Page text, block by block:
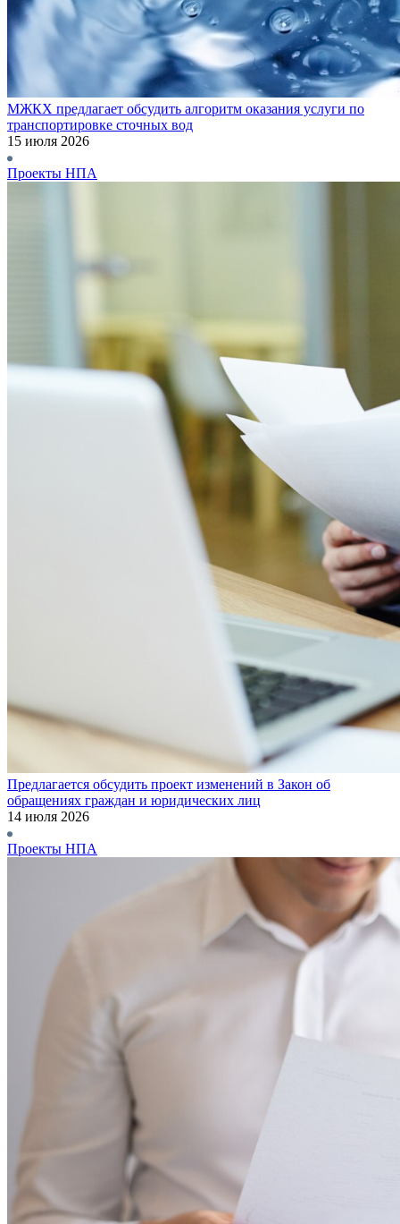
МЖКХ предлагает обсудить алгоритм оказания услуги по
транспортировке сточных вод
15 июля 2026
Проекты НПА
Предлагается обсудить проект изменений в Закон об
обращениях граждан и юридических лиц
14 июля 2026
Проекты НПА